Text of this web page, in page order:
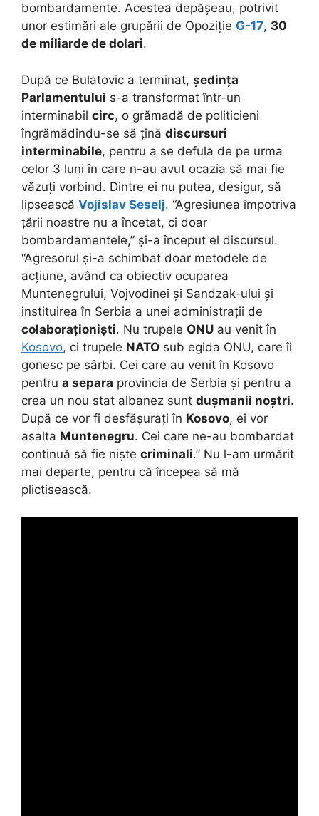
bombardamente. Acestea depășeau, potrivit
unor estimări ale grupării de Opoziție G-17, 30
de miliarde de dolari.
După ce Bulatovic a terminat, ședința
Parlamentului s-a transformat într-un
interminabil circ, o grămadă de politicieni
îngrămădindu-se să țină discursuri
interminabile, pentru a se defula de pe urma
celor 3 luni în care n-au avut ocazia să mai fie
văzuți vorbind. Dintre ei nu putea, desigur, să
lipsească Vojislav Seselj. “Agresiunea împotriva
țării noastre nu a încetat, ci doar
bombardamentele,” și-a început el discursul.
“Agresorul și-a schimbat doar metodele de
acțiune, având ca obiectiv ocuparea
Muntenegrului, Vojvodinei și Sandzak-ului și
instituirea în Serbia a unei administrații de
colaboraționiști. Nu trupele ONU au venit în
Kosovo, ci trupele NATO sub egida ONU, care îi
gonesc pe sârbi. Cei care au venit în Kosovo
pentru a separa provincia de Serbia și pentru a
crea un nou stat albanez sunt dușmanii noștri.
După ce vor fi desfășurați în Kosovo, ei vor
asalta Muntenegru. Cei care ne-au bombardat
continuă să fie niște criminali.” Nu l-am urmărit
mai departe, pentru că începea să mă
plictisească.